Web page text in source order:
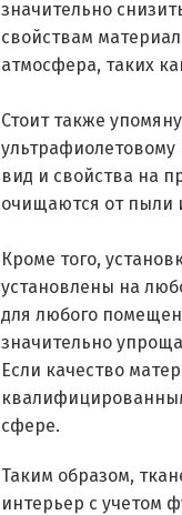
значительно
свойствам
атмосфера, таких
Стоит также
вид и свойства на
очищаются от пыли
Кроме того,
установлены на
для любого
значительно
Если качество
сфере.
Таким образом,
интерьер с учетом